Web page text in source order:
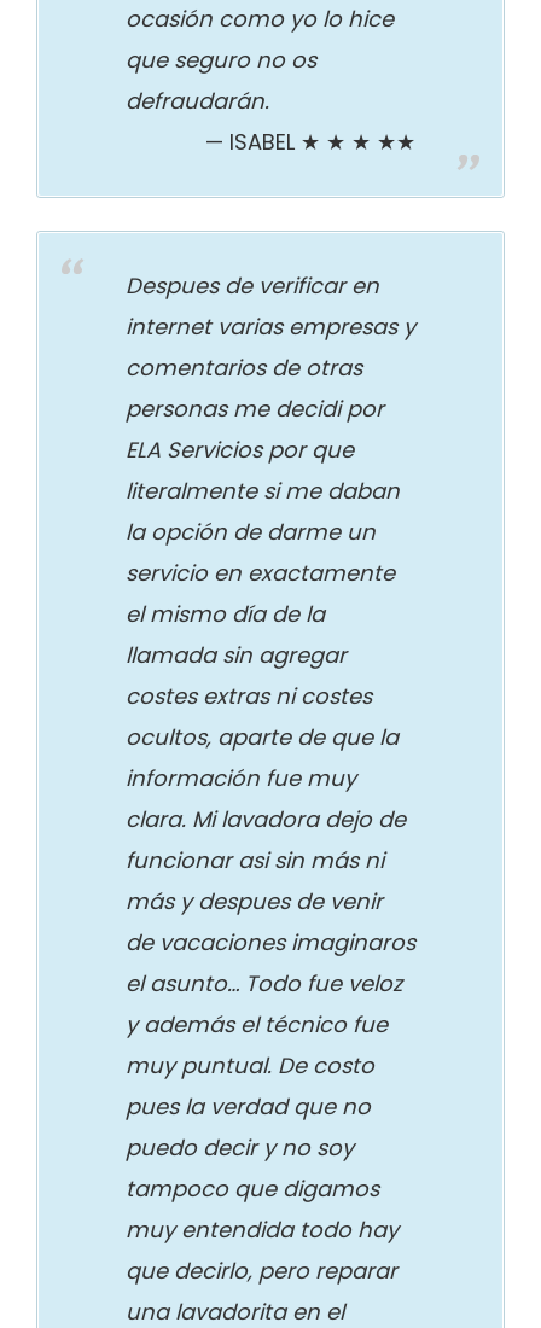
ocasión como yo lo hice
que seguro no os
defraudarán.
ISABEL ★ ★ ★ ★★
Despues de verificar en
internet varias empresas y
comentarios de otras
personas me decidi por
ELA Servicios por que
literalmente si me daban
la opción de darme un
servicio en exactamente
el mismo día de la
llamada sin agregar
costes extras ni costes
ocultos, aparte de que la
información fue muy
clara. Mi lavadora dejo de
funcionar asi sin más ni
más y despues de venir
de vacaciones imaginaros
el asunto… Todo fue veloz
y además el técnico fue
muy puntual. De costo
pues la verdad que no
puedo decir y no soy
tampoco que digamos
muy entendida todo hay
que decirlo, pero reparar
una lavadorita en el